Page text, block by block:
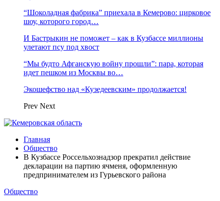
“Шоколадная фабрика” приехала в Кемерово: цирковое
шоу, которого город…
И Бастрыкин не поможет – как в Кузбассе миллионы
улетают псу под хвост
“Мы будто Афганскую войну прошли”: пара, которая
идет пешком из Москвы во…
Экошефство над «Кузедеевским» продолжается!
Prev Next
Главная
Общество
В Кузбассе Россельхознадзор прекратил действие
декларации на партию ячменя, оформленную
предпринимателем из Гурьевского района
Общество